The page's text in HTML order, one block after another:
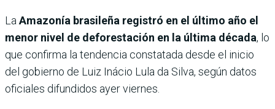
La Amazonía brasileña registró en el último año el
menor nivel de deforestación en la última década, lo
que confirma la tendencia constatada desde el inicio
del gobierno de Luiz Inácio Lula da Silva, según datos
oficiales difundidos ayer viernes.